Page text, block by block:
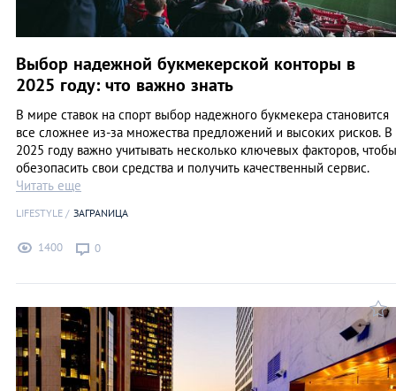
Выбор надежной букмекерской конторы в
2025 году: что важно знать
В мире ставок на спорт выбор надежного букмекера становится
все сложнее из-за множества предложений и высоких рисков. В
2025 году важно учитывать несколько ключевых факторов, чтобы
обезопасить свои средства и получить качественный сервис.
Читать еще
LIFESTYLE ЗАГРАNИЦА
1400 0